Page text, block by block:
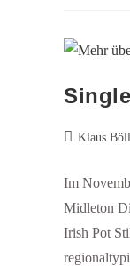
Klaus
Im
Midleton
Irish Pot